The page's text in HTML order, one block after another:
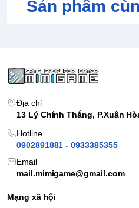
Sản phẩm
Địa chỉ
13 Lý Chính Thắng, P.Xuân
Hotline
0902891881 - 0933385355
Email
mail.mimigame@gmail.com
Mạng xã hội